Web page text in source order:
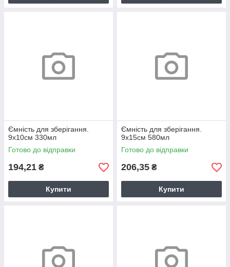
Ємність для зберігання.
9х10см 330мл
Готово до відправки
194,21 ₴
Купити
Ємність для зберігання.
9х15см 580мл
Готово до відправки
206,35 ₴
Купити